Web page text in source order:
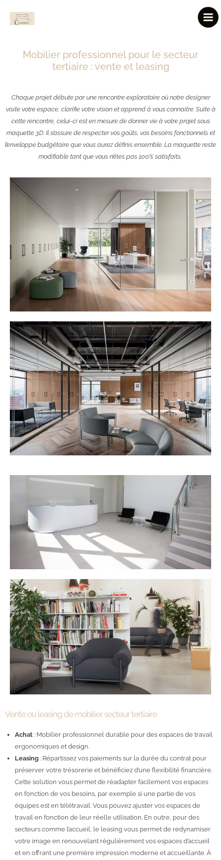
Mobilier professionnel pour le secteur
tertiaire : vente et leasing
Chaque projet débute par une rencontre exploratoire où notre designer
visite votre espace, clarifie votre vision et apprend à vous connaitre. Suite à
cette rencontre, celui-ci est en mesure de donner vie à votre projet sous
maquette 3D. Il s’assure de respecter vos goûts, vos besoins fonctionnels et
l’enveloppe budgétaire que vous aurez définis ensemble. La maquette reste
modifiable tant que vous n’êtes pas 100% satisfaits.
Vente ou leasing de mobilier secteur tertiaire
Achat : Mobilier professionnel durable pour des espaces de travail
ergonomiques et design.
Leasing : Répartissez vos paiements sur la durée du contrat pour
préserver votre trésorerie et bénéficiez d’une flexibilité financière.
Cette solution vous permet de réadapter facilement vos espaces
en fonction de vos besoins, par exemple si une partie de vos
équipes est en télétravail. Vous pouvez ajuster vos espaces de
travail en fonction de leur réelle utilisation. En outre, pour des
secteurs comme l’accueil, le leasing vous permet de redynamiser
votre image en renouvelant régulièrement vos espaces d’accueil
et en offrant une première impression moderne et accueillante. À